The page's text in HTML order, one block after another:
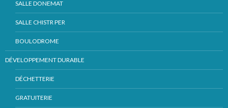
SALLE DONEMAT
SALLE CHISTR PER
BOULODROME
DÉVELOPPEMENT DURABLE
DÉCHETTERIE
GRATUITERIE